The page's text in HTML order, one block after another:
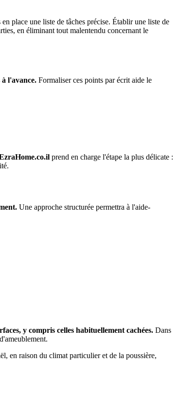
place une liste de tâches précise. Établir une liste de
en éliminant tout malentendu concernant le
à l'avance. Formaliser ces points par écrit aide le
prend en charge l'étape la plus délicate :
Une approche structurée permettra à l'aide-
y compris celles habituellement cachées. Dans
en raison du climat particulier et de la poussière,